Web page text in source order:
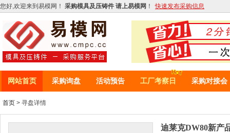
您好,欢迎来到易模网！ 采购模具及压铸件 请上易模网 ！ 快速发布采购信息
网站首页 采购询盘 活动预告 工厂考察日 采购对接会
首页 > 寻盘详情
迪莱克DW80新产